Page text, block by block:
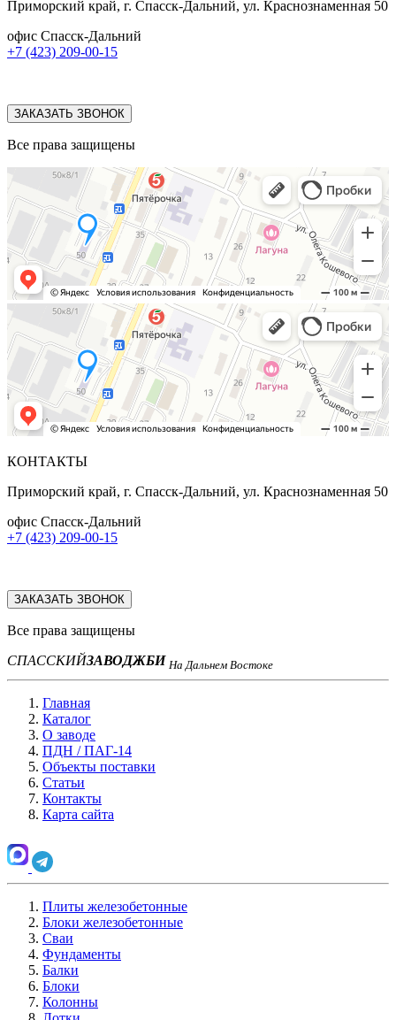
Приморский край, г. Спасск-Дальний, ул. Краснознаменная 50
офис Спасск-Дальний
+7 (423) 209-00-15
ЗАКАЗАТЬ ЗВОНОК
Все права защищены
КОНТАКТЫ
Приморский край, г. Спасск-Дальний, ул. Краснознаменная 50
офис Спасск-Дальний
+7 (423) 209-00-15
ЗАКАЗАТЬ ЗВОНОК
Все права защищены
СПАССКИЙЗАВОДЖБИ На Дальнем Востоке
Главная
Каталог
О заводе
ПДН / ПАГ-14
Объекты поставки
Статьи
Контакты
Карта сайта
Плиты железобетонные
Блоки железобетонные
Сваи
Фундаменты
Балки
Блоки
Колонны